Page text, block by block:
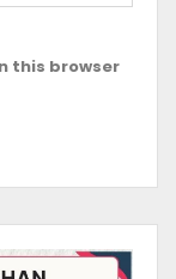
this browser